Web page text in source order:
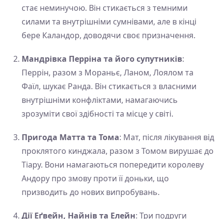
стає неминучою. Він стикається з темними
силами та внутрішніми сумнівами, але в кінці
бере Каландор, доводячи своє призначення.
Мандрівка Перріна та його супутників:
Перрін, разом з Мораньє, Ланом, Лоялом та
Фаїл, шукає Ранда. Він стикається з власними
внутрішніми конфліктами, намагаючись
зрозуміти свої здібності та місце у світі.
Пригода Матта та Тома: Мат, після лікування від
проклятого кинджала, разом з Томом вирушає до
Тіару. Вони намагаються попередити королеву
Андору про змову проти її доньки, що
призводить до нових випробувань.
Дії Еґвейн, Найнів та Елейн: Три подруги